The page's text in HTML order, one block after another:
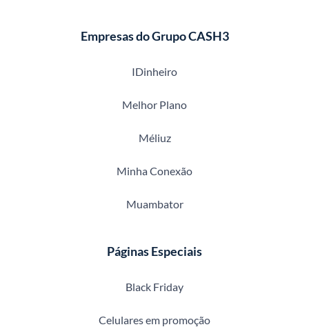
Empresas do Grupo CASH3
IDinheiro
Melhor Plano
Méliuz
Minha Conexão
Muambator
Páginas Especiais
Black Friday
Celulares em promoção